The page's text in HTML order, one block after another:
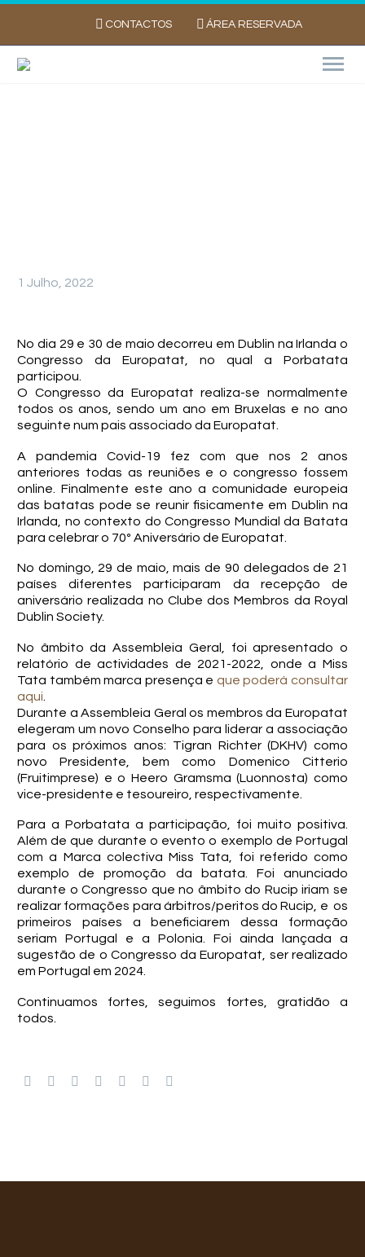
CONTACTOS ÁREA RESERVADA
1 Julho, 2022
No dia 29 e 30 de maio decorreu em Dublin na Irlanda o
Congresso da Europatat, no qual a Porbatata
participou.
O Congresso da Europatat realiza-se normalmente
todos os anos, sendo um ano em Bruxelas e no ano
seguinte num pais associado da Europatat.
A pandemia Covid-19 fez com que nos 2 anos
anteriores todas as reuniões e o congresso fossem
online. Finalmente este ano a comunidade europeia
das batatas pode se reunir fisicamente em Dublin na
Irlanda, no contexto do Congresso Mundial da Batata
para celebrar o 70º Aniversário de Europatat.
No domingo, 29 de maio, mais de 90 delegados de 21
países diferentes participaram da recepção de
aniversário realizada no Clube dos Membros da Royal
Dublin Society.
No âmbito da Assembleia Geral, foi apresentado o
relatório de actividades de 2021-2022, onde a Miss
Tata também marca presença e que poderá consultar
aqui
Durante a Assembleia Geral os membros da Europatat
elegeram um novo Conselho para liderar a associação
para os próximos anos: Tigran Richter (DKHV) como
novo Presidente, bem como Domenico Citterio
(Fruitimprese) e o Heero Gramsma (Luonnosta) como
vice-presidente e tesoureiro, respectivamente.
Para a Porbatata a participação, foi muito positiva.
Além de que durante o evento o exemplo de Portugal
com a Marca colectiva Miss Tata, foi referido como
exemplo de promoção da batata. Foi anunciado
durante o Congresso que no âmbito do Rucip iriam se
realizar formações para árbitros/peritos do Rucip, e os
primeiros países a beneficiarem dessa formação
seriam Portugal e a Polonia. Foi ainda lançada a
sugestão de o Congresso da Europatat, ser realizado
em Portugal em 2024.
Continuamos fortes, seguimos fortes, gratidão a
todos.